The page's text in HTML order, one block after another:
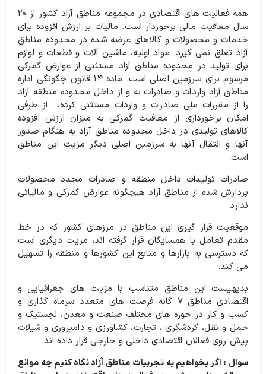
همه فعالیت های اقتصادی در مجموعه مناطق آزاد کشور از ۲۰
سال معافیت مالی برخوردار است. مالیات بر ارزش افزوده برای
خدمات و محصولات و کالاهای عرضه شده در محدوده مناطق
آزاد تعلق نمی گیرد. مواد اولیه، ماشین آلات و قطعات و لوازم
برای تولید در محدوده مناطق آزاد مستثنی از عوارض گمرکی
مرسوم برای سرزمین اصلی است. ماده ۱۴ قانون چگونگی اداره
مناطق آزاد واردات و صادرات به و از داخل محدوده منطقه آزاد
را از مقررات ملی صادرات و واردات مستثنی کرده، از طرفی
امکان برخورداری از معافیت گمرکی به میزان ارزش افزوده
کالاهای تولیدی در داخل محدوده مناطق آزاد به هنگام صدور
آنها و انتقال آنها به سرزمین اصلی دیگر مزیت این مناطق
است.
صادرات تولیدات داخل منطقه و صادرات مجدد محصولات
پردازش شده از مناطق آزاد هیچگونه عوارض گمرکی و مالیاتی
ندارد.
موقعیت قرار گیری این مناطق در مرزهای کشور که در خط
مقدم تعامل با همسایگان قرار گرفته اند، مزیت دیگری است
که دسترسی به بازارها و منابع این کشورها و منطقه را تسهیل
می کند.
بدیهیست این مناطق متناسب با مزیت های جغرافیایی و
اقتصادی مناطق ۷ گانه فرصت های متعدد سرماه گذاری و
کسب و کار در حوزه های مختلف صنعت و معدن، لجستیک و
حمل و نقل، گردشگری ، تجارت، کشاورزی و دامپروری و شیلات
پیش روی فعالان اقتصادی داخلی و خارجی قرار داده اند.
سوال : اگر بخواهیم به تجربیات مناطق آزاد نگاه کنیم چه موانع